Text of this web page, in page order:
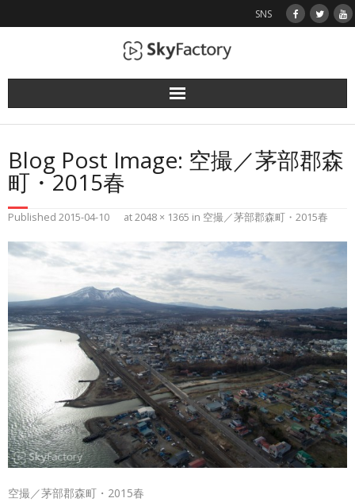
SNS
使用機（ドローン）
業務実績
お問い合わせ
Blog Post Image: 空撮／茅部郡森
町・2015春
Published 2015-04-10 at2048 × 1365 in 空撮／茅部郡森町・2015春
空撮／茅部郡森町・2015春